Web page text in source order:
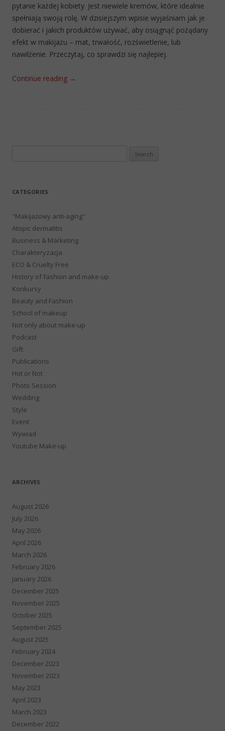
pytanie każdej kobiety. Jest niewiele kremów, które idealnie
spełniają swoją rolę. W dzisiejszym wpisie wyjaśniam jak je
dobierać i jakich produktów używać, aby osiągnąć pożądany
efekt w makijażu – mat, trwałość, rozświetlenie, lub
nawilżenie. Przeczytaj, co sprawdzi się najlepiej.
Continue reading →
CATEGORIES
"Makijażowy anti-aging"
Atopic dermatitis
Business & Marketing
Charakteryzacja
ECO & Cruelty Free
History of fashion and make-up
Konkursy
Beauty and Fashion
School of makeup
Not only about make-up
Podcast
Gift
Publications
Hot or Not
Photo Session
Wedding
Style
Event
Wywiad
Youtube Make-up
ARCHIVES
August 2026
July 2026
May 2026
April 2026
March 2026
February 2026
January 2026
December 2025
November 2025
October 2025
September 2025
August 2025
February 2024
December 2023
November 2023
May 2023
April 2023
March 2023
December 2022